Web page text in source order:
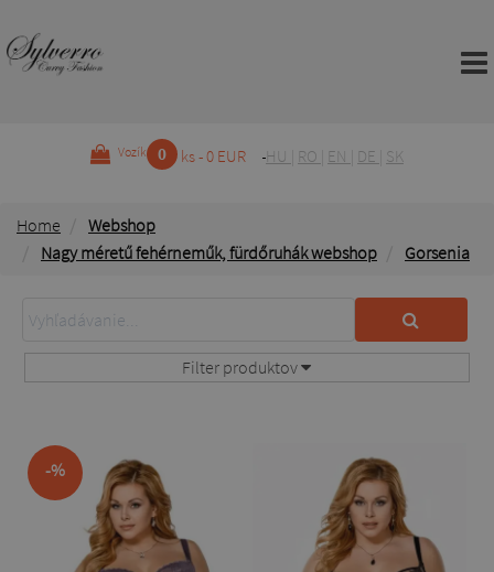
Vozík 0 ks - 0 EUR HU RO EN DE SK
Home
Webshop
Nagy méretű fehérneműk, fürdőruhák webshop
Gorsenia
Filter produktov
-%